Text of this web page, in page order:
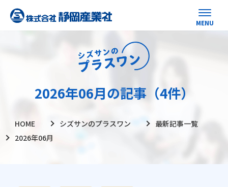
2026年06月の記事（4件）
HOME シズサンのプラスワン
最新記事一覧
2026年06月